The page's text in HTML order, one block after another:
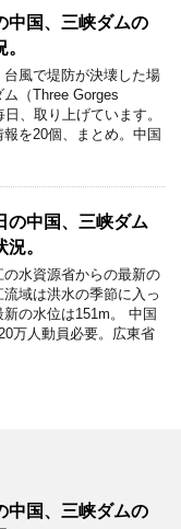
中国、三峡ダムの
風で堤防が決壊した場
（Three Gorges
、取り上げています。
を20個、まとめ。中国
の中国、三峡ダム
。
水資源省からの最新の
域は洪水の季節に入っ
の水位は151m。 中国
万人動員必要。広東省
中国、三峡ダムの